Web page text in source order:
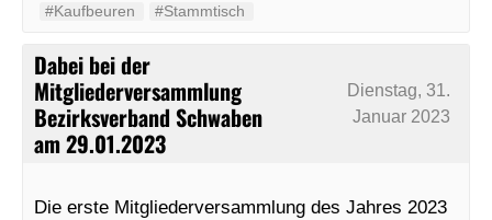
#Kaufbeuren #Stammtisch
Dabei bei der
Mitgliederversammlung
Bezirksverband Schwaben
am 29.01.2023
Dienstag, 31.
Januar 2023
Die erste Mitgliederversammlung des Jahres 2023